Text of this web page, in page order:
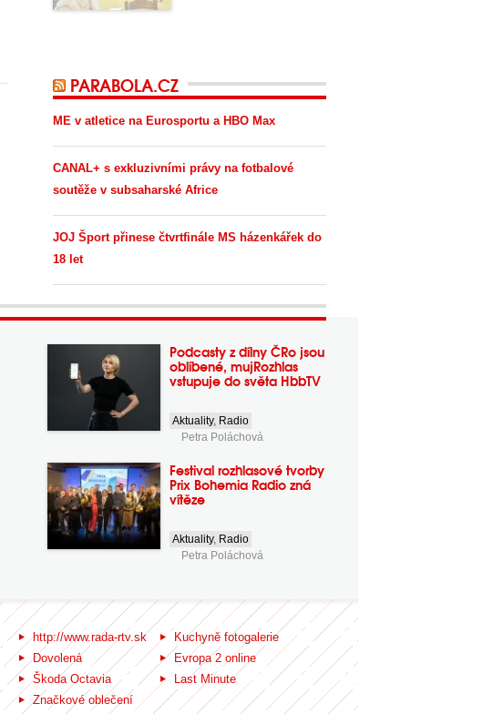
PARABOLA.CZ
ME v atletice na Eurosportu a HBO Max
CANAL+ s exkluzivními právy na fotbalové
soutěže v subsaharské Africe
JOJ Šport přinese čtvrtfinále MS házenkářek do
18 let
Podcasty z dílny ČRo jsou
oblíbené, mujRozhlas
vstupuje do světa HbbTV
Aktuality, Radio
Petra Poláchová
Festival rozhlasové tvorby
Prix Bohemia Radio zná
vítěze
Aktuality, Radio
Petra Poláchová
http://www.rada-rtv.sk
Kuchyně fotogalerie
Dovolená
Evropa 2 online
Škoda Octavia
Last Minute
Značkové oblečení